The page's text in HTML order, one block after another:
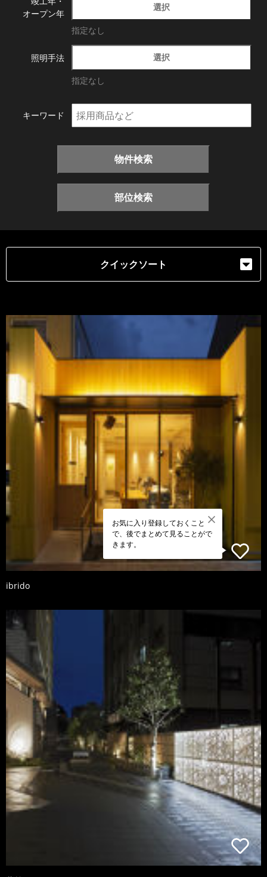
オープン年
選択
指定なし
照明手法 選択
指定なし
キーワード
物件検索
部位検索
クイックソート
お気に入り登録しておくこと
で、後でまとめて見ることがで
きます。
ibrido